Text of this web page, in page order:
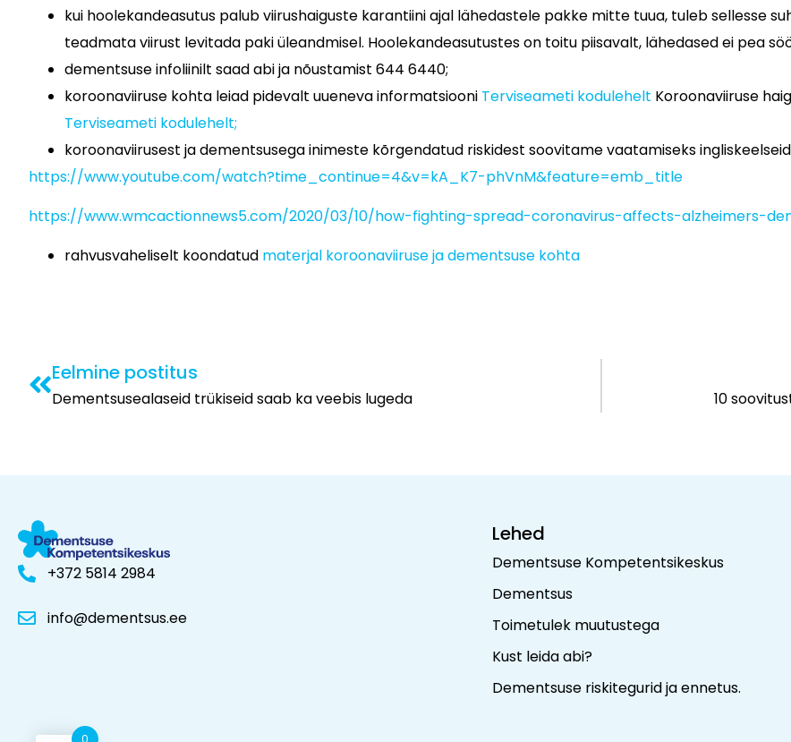
kui hoolekandeasutus palub viirushaiguste karantiini ajal lähedastele pakke mitte tuua, tuleb sellesse
teadmata viirust levitada paki üleandmisel. Hoolekandeasutustes on toitu piisavalt, lähedased ei pea
dementsuse infoliinilt saad abi ja nõustamist 644 6440;
koroonaviiruse kohta leiad pidevalt uueneva informatsiooni Terviseameti kodulehelt Koroonaviiruse
Terviseameti kodulehelt;
koroonaviirusest ja dementsusega inimeste kõrgendatud riskidest soovitame vaatamiseks
https://www.youtube.com/watch?time_continue=4&v=kA_K7-phVnM&feature=emb_title
https://www.wmcactionnews5.com/2020/03/10/how-fighting-spread-coronavirus-affects-alzheimers-
rahvusvaheliselt koondatud materjal koroonaviiruse ja dementsuse kohta
Eelmine postitus
Dementsusealaseid trükiseid saab ka veebis lugeda 10
+372 5814 2984
info@dementsus.ee
Lehed
Dementsuse Kompetentsikeskus
Dementsus
Toimetulek muutustega
Kust leida abi?
Dementsuse riskitegurid ja ennetus.
0